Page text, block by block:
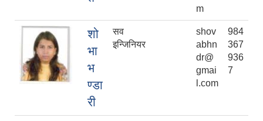
m
शो
भा
भ
ण्डा
री
सव
इन्जिनियर
shov
abhn
dr@
gmai
l.com
984
367
936
7